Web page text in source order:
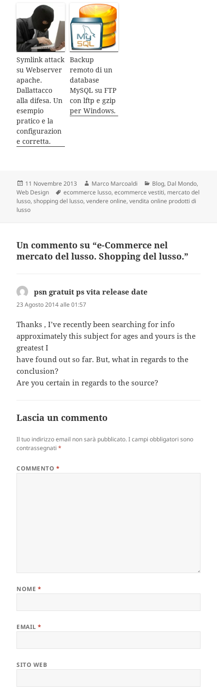
Symlink attack
su Webserver
apache.
Dallattacco
alla difesa. Un
esempio
pratico e la
configurazion
e corretta.
Backup
remoto di un
database
MySQL su FTP
con lftp e gzip
per Windows.
Scritto
il
11 Novembre 2013 Autore
Marco Marcoaldi Categorie
Blog, Dal Mondo,
Web Design
Tag
ecommerce lusso,ecommerce vestiti, mercato del
lusso,shopping del lusso,vendere online,vendita online prodotti di
lusso
Un commento su “e-Commerce nel
mercato del lusso. Shopping del lusso.”
psn gratuit ps vita release date
23 Agosto 2014 alle 01:57
Thanks , I’ve recently been searching for info
approximately this subject for ages and yours is the
greatest I
have found out so far. But, what in regards to the
conclusion?
Are you certain in regards to the source?
Lascia un commento
Il tuo indirizzo email non sarà pubblicato. I campi obbligatori sono
contrassegnati*
COMMENTO *
NOME *
EMAIL*
SITO WEB